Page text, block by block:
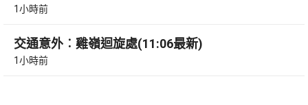
1小時前
交通意外︰雞嶺迴旋處(11:06最新)
1小時前